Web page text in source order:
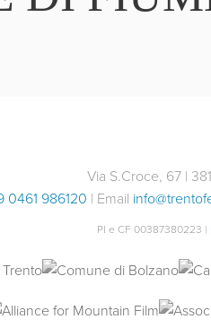
Via S.Croce, 67 |
0461 986120 | Email
PI e CF 00387380223 |